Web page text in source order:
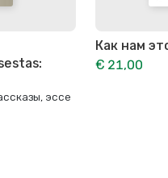
эссе
Как нам
€ 21,00